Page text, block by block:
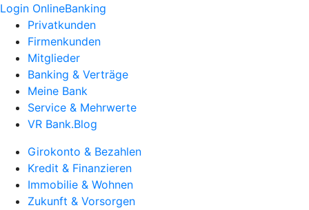
Login OnlineBanking
Privatkunden
Firmenkunden
Mitglieder
Banking & Verträge
Meine Bank
Service & Mehrwerte
VR Bank.Blog
Girokonto & Bezahlen
Kredit & Finanzieren
Immobilie & Wohnen
Zukunft & Vorsorgen